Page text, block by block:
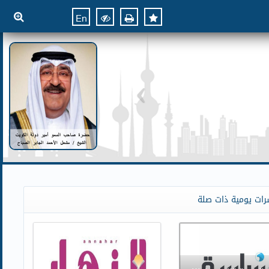
En
يومية ذات صلة